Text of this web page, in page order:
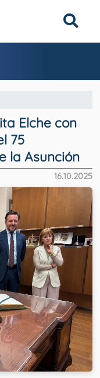
Elche con
75
la Asunción
16.10.2025